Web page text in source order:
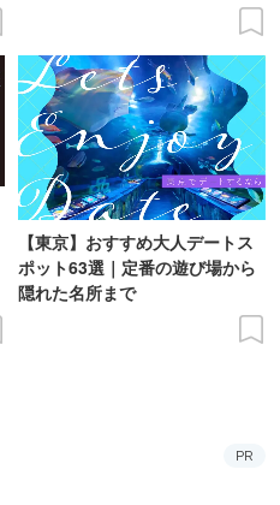
【東京】おすすめ大人デートス
ポット63選｜定番の遊び場から
隠れた名所まで
PR